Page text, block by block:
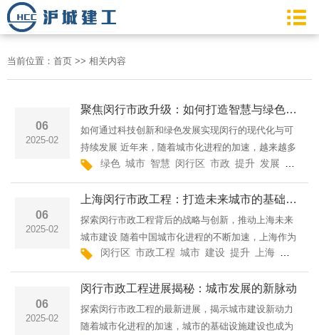
当前位置： 首页 >> 相关内容
06
2025-02
聚焦闵行市政升级：如何打造智慧与绿色并行的城市空间
如何通过科技创新和绿色发展实现闵行的现代化与可
持续发展 近年来，随着城市化进程的加速，越来越多
的城市开始探索如何在发展中实现智慧与绿色并行，
打造更加宜居、智能、环保的城市空间。闵行区作为
上海的
绿色 城市 智慧 闵行区 市政 提升 发展
06
2025-02
上海闵行市政工程：打造未来城市的基础框架
探索闵行市政工程背后的战略与创新，推动上海未来
城市建设 随着中国城市化进程的不断加速，上海作为
国内外的经济和文化中心，其城市基础设施建设也在
不断拓展与升级。闵行区，作为上海的重要组成部
分，正通
闵行区 市政工程 城市 建设 提升 上海
06
2025-02
闵行市政工程进展揭秘：城市发展的新脉动
探索闵行市政工程的最新进展，揭示城市建设新动力
随着城市化进程的加速，城市的基础设施建设也成为